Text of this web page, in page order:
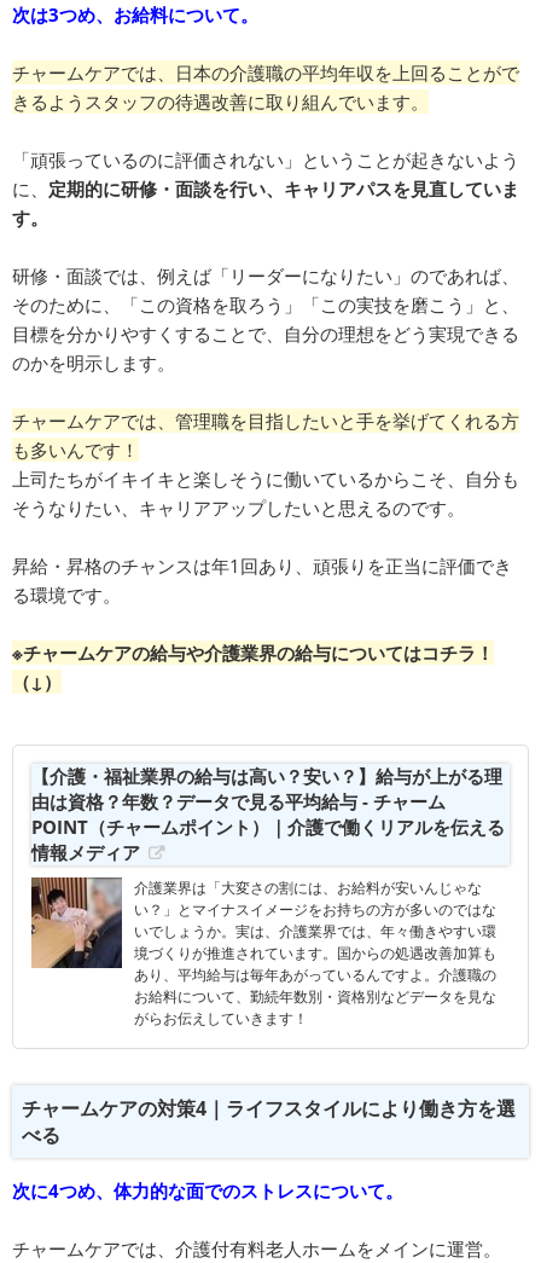
次は3つめ、お給料について。
チャームケアでは、日本の介護職の平均年収を上回ることがで
きるようスタッフの待遇改善に取り組んでいます。
「頑張っているのに評価されない」ということが起きないよう
に、 定期的に研修・面談を行い、キャリアパスを見直していま
す。
研修・面談では、例えば「リーダーになりたい」のであれば、
そのために、「この資格を取ろう」「この実技を磨こう」と、
目標を分かりやすくすることで、自分の理想をどう実現できる
のかを明示します。
チャームケアでは、管理職を目指したいと手を挙げてくれる方
も多いんです！
上司たちがイキイキと楽しそうに働いているからこそ、自分も
そうなりたい、キャリアアップしたいと思えるのです。
昇給・昇格のチャンスは年1回あり、頑張りを正当に評価でき
る環境です。
※チャームケアの給与や介護業界の給与についてはコチラ！
（↓）
【介護・福祉業界の給与は高い？安い？】給与が上がる理
由は資格？年数？データで見る平均給与 - チャーム
POINT（チャームポイント）｜介護で働くリアルを伝える
情報メディア
介護業界は「大変さの割には、お給料が安いんじゃな
い？」とマイナスイメージをお持ちの方が多いのではな
いでしょうか。実は、介護業界では、年々働きやすい環
境づくりが推進されています。国からの処遇改善加算も
あり、平均給与は毎年あがっているんですよ。介護職の
お給料について、勤続年数別・資格別などデータを見な
がらお伝えしていきます！
チャームケアの対策4｜ライフスタイルにより働き方を選
べる
次に4つめ、体力的な面でのストレスについて。
チャームケアでは、介護付有料老人ホームをメインに運営。